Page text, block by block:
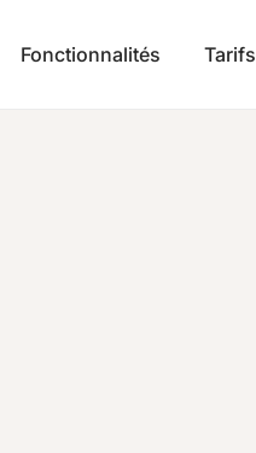
Fonctionnalités Tarifs